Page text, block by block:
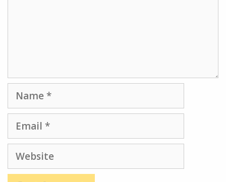
Website